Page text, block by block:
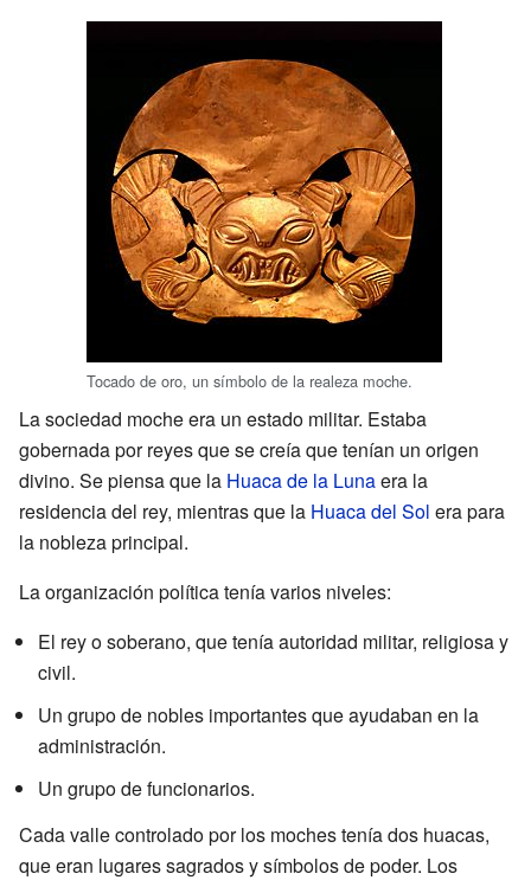
Tocado de oro, un símbolo de la realeza moche.
La sociedad moche era un estado militar. Estaba
gobernada por reyes que se creía que tenían un origen
divino. Se piensa que la Huaca de la Lunaera la
residencia del rey, mientras que la Huaca del Sol era para
la nobleza principal.
La organización política tenía varios niveles:
El rey o soberano, que tenía autoridad militar, religiosa y
civil.
Un grupo de nobles importantes que ayudaban en la
administración.
Un grupo de funcionarios.
Cada valle controlado por los moches tenía dos huacas,
que eran lugares sagrados y símbolos de poder. Los